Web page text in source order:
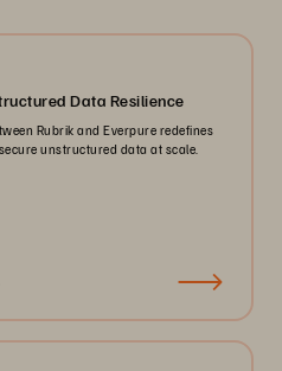
Data Resilience
Rubrik and Everpure redefines
unstructured data at scale.